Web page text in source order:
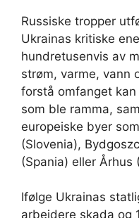
Russiske tropper
Ukrainas kritiske
hundretusenvis av
strøm, varme, vann
forstå omfanget
som ble ramma,
europeiske byer
(Slovenia),
(Spania) eller Århus
Ifølge Ukrainas
arbeidere skada og